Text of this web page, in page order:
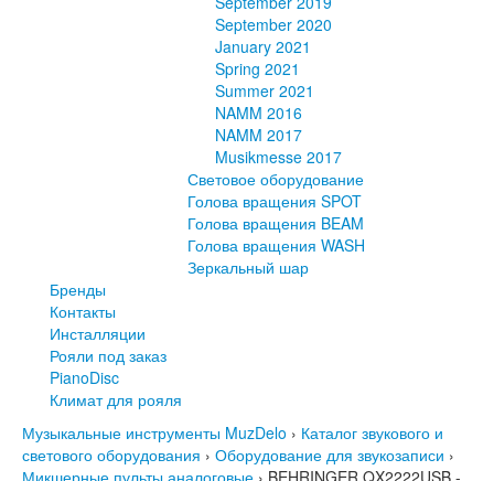
September 2020
January 2021
Spring 2021
Summer 2021
NAMM 2016
NAMM 2017
Musikmesse 2017
Световое оборудование
Голова вращения SPOT
Голова вращения BEAM
Голова вращения WASH
Зеркальный шар
Бренды
Контакты
Инсталляции
Рояли под заказ
PianoDisc
Климат для рояля
Музыкальные инструменты MuzDelo › Каталог звукового и
светового оборудования › Оборудование для звукозаписи ›
Микшерные пульты аналоговые › BEHRINGER QX2222USB -